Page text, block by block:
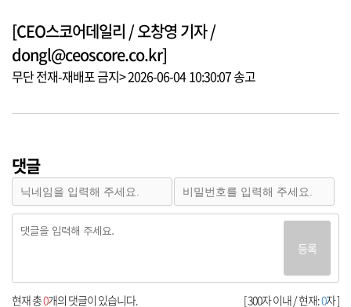
[CEO스코어데일리 / 오창영 기자 /
dongl@ceoscore.co.kr]
무단 전재-재배포 금지> 2026-06-04 10:30:07 송고
댓글
등록
[ 300자 이내 / 현재:0자 ]
현재 총0개의 댓글이 있습니다.